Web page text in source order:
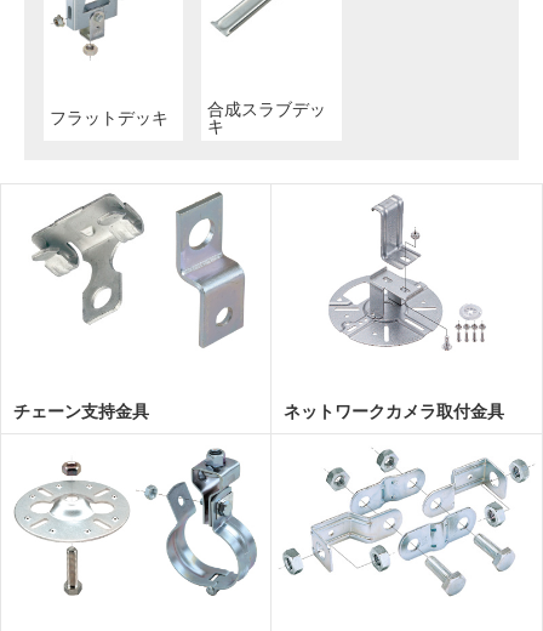
フラットデッキ
合成スラブデッ
キ
チェーン支持金具 ネットワークカメラ取付金具